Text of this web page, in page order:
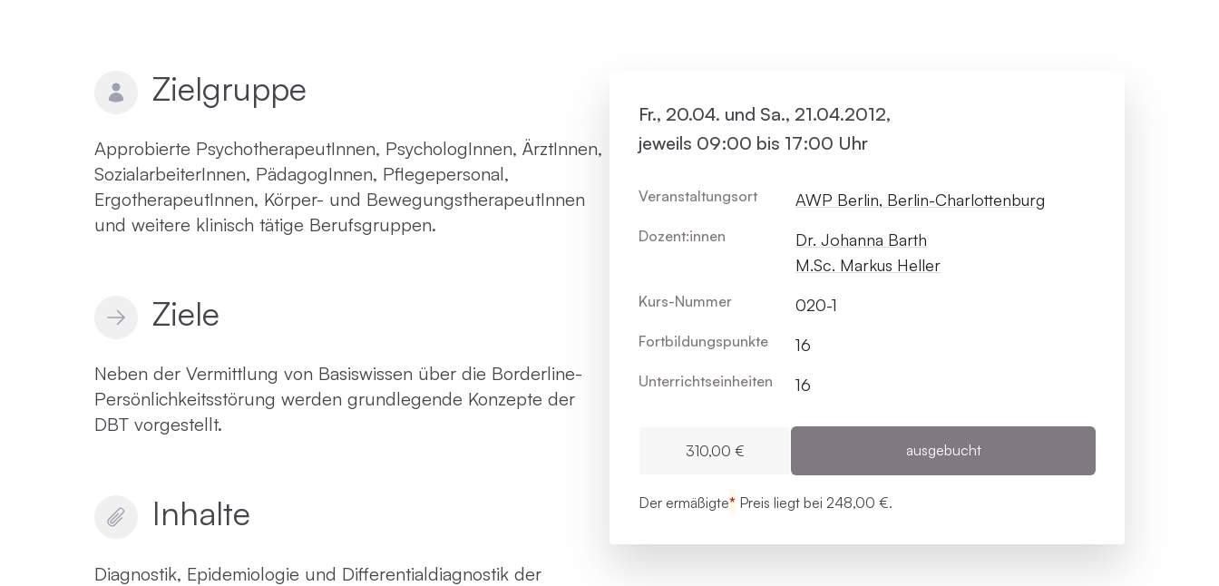
Praxisnahe Einzelkurse
Zielgruppe
Approbierte PsychotherapeutInnen, PsychologInnen, ÄrztInnen,
SozialarbeiterInnen, PädagogInnen, Pflegepersonal,
ErgotherapeutInnen, Körper- und BewegungstherapeutInnen
und weitere klinisch tätige Berufsgruppen.
Ziele
Neben der Vermittlung von Basiswissen über die Borderline-
Persönlichkeitsstörung werden grundlegende Konzepte der
DBT vorgestellt.
Inhalte
Diagnostik, Epidemiologie und Differentialdiagnostik der
Fr., 20.04. und Sa., 21.04.2012,
jeweils 09:00 bis 17:00 Uhr
Veranstaltungsort AWP Berlin, Berlin-Charlottenburg
Dozent:innen
Dr. Johanna Barth
M.Sc. Markus Heller
Kurs-Nummer 020-1
Fortbildungs­punkte 16
Unterrichts­einheiten 16
310,00 € ausgebucht
Der ermäßigte* Preis liegt bei 248,00 €.